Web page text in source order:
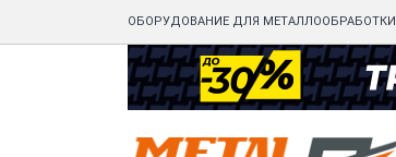
ОБОРУДОВАНИЕ ДЛЯ МЕТАЛЛООБРАБОТКИ